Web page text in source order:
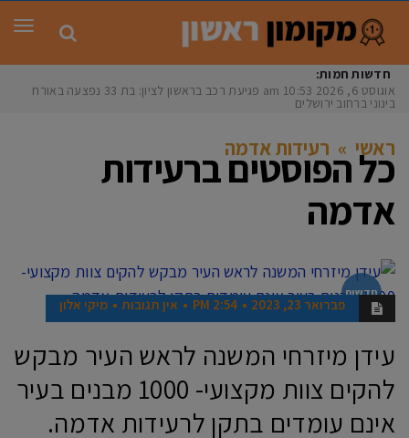
חדשות חמות:
אוגוסט 6, 2026
10:53 am פגיעת רכב בראשון לציון: בת 33 נפצעה באורח
בינוני ברחוב ירושלים
ראשי » רעידות אדמה
כל הפוסטים ברעידות
אדמה
חדשות
פברואר 23, 2023 2:54 PM אין תגובות מיקי אלון
עידן מיזרחי המשנה לראש העיר מבקש
להקים צוות מקצועי- 1000 מבנים בעיר
אינם עומדים בתקן לרעידות אדמה.